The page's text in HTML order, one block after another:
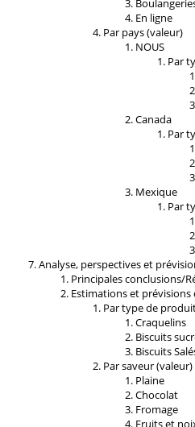
En ligne
Par pays (valeur)
NOUS
Par
Canada
Par
Mexique
Par
Analyse, perspectives et
Principales conclusions/
Estimations et prévisions
Par type de
Craquelins
Biscuits
Biscuits
Par saveur (valeur)
Plaine
Chocolat
Fromage
Fruits et